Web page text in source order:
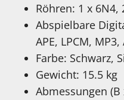
Röhren: 1 x 6N4,
Abspielbare
APE, LPCM, MP3,
Farbe: Schwarz,
Gewicht: 15.5 kg
Abmessungen (B